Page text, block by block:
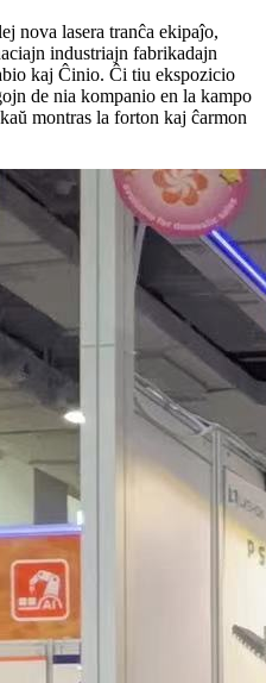
nova lasera tranĉa ekipaĵo,
industriajn fabrikadajn
kaj Ĉinio. Ĉi tiu ekspozicio
de nia kompanio en la kampo
montras la forton kaj ĉarmon